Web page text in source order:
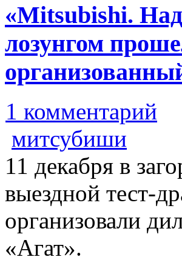
«Mitsubishi.
лозунгом
1 комментарий
митсубиши
11 декабря в
выездной тест-
организовали
«Агат».